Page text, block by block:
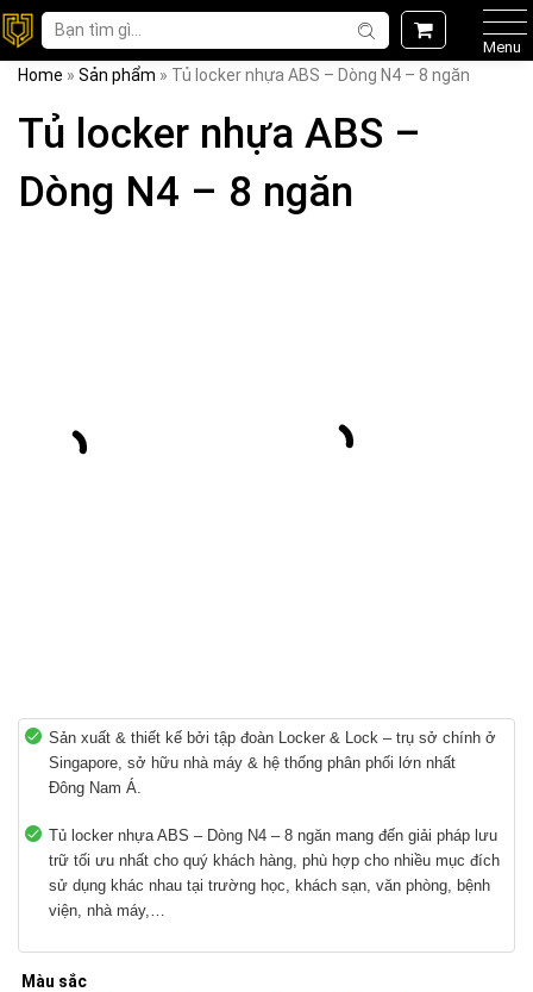
Menu
Home » Sản phẩm » Tủ locker nhựa ABS – Dòng N4 – 8 ngăn
Tủ locker nhựa ABS –
Dòng N4 – 8 ngăn
Sản xuất & thiết kế bởi tập đoàn Locker & Lock – trụ sở chính ở
Singapore, sở hữu nhà máy & hệ thống phân phối lớn nhất
Đông Nam Á.
Tủ locker nhựa ABS – Dòng N4 – 8 ngăn mang đến giải pháp lưu
trữ tối ưu nhất cho quý khách hàng, phù hợp cho nhiều mục đích
sử dụng khác nhau tại trường học, khách sạn, văn phòng, bệnh
viện, nhà máy,…
Màu sắc